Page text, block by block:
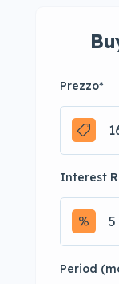
Prezzo*
Interest
Period